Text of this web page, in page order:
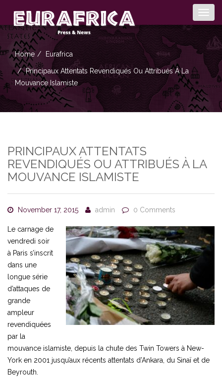
Home Eurafrica
Principaux Attentats Revendiqués Ou Attribués À La
Mouvance Islamiste
PRINCIPAUX ATTENTATS
REVENDIQUÉS OU ATTRIBUÉS À LA
MOUVANCE ISLAMISTE
November 17, 2015 admin 0 Comments
Le carnage de
vendredi soir
à Paris s’inscrit
dans une
longue série
d’attaques de
grande
ampleur
revendiquées
par la
mouvance islamiste, depuis la chute des Twin Towers à New-
York en 2001 jusqu’aux récents attentats d’Ankara, du Sinaï et de
Beyrouth.